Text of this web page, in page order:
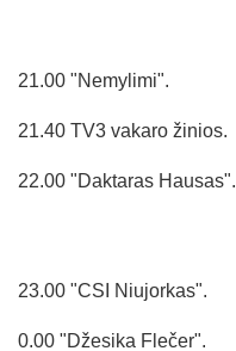
21.00 "Nemylimi".
21.40 TV3 vakaro žinios.
22.00 "Daktaras Hausas".
23.00 "CSI Niujorkas".
0.00 "Džesika Flečer".